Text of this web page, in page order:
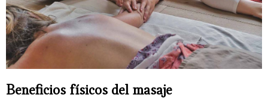
Beneficios físicos del masaje